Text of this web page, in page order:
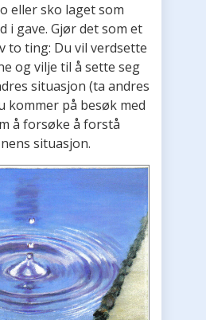
eller sko laget som
i gave. Gjør det som et
to ting: Du vil verdsette
og vilje til å sette seg
situasjon (ta andres
kommer på besøk med
å forsøke å forstå
situasjon.